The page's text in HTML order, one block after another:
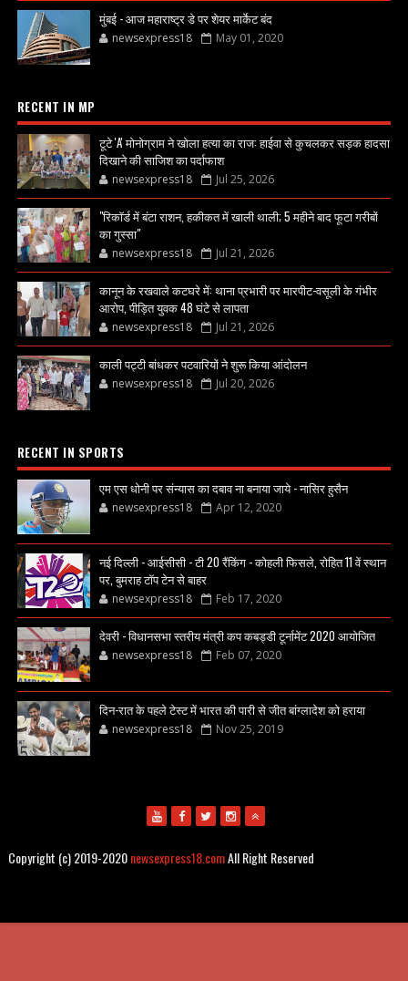
मुंबई - आज महाराष्ट्र डे पर शेयर मार्केट बंद
newsexpress18 May 01, 2020
RECENT IN MP
टूटे 'A' मोनोग्राम ने खोला हत्या का राज: हाईवा से कुचलकर सड़क हादसा
दिखाने की साजिश का पर्दाफाश
newsexpress18 Jul 25, 2026
"रिकॉर्ड में बंटा राशन, हकीकत में खाली थाली; 5 महीने बाद फूटा गरीबों
का गुस्सा"
newsexpress18 Jul 21, 2026
कानून के रखवाले कटघरे में: थाना प्रभारी पर मारपीट-वसूली के गंभीर
आरोप, पीड़ित युवक 48 घंटे से लापता
newsexpress18 Jul 21, 2026
काली पट्टी बांधकर पटवारियों ने शुरू किया आंदोलन
newsexpress18 Jul 20, 2026
RECENT IN SPORTS
एम एस धोनी पर संन्यास का दबाव ना बनाया जाये - नासिर हुसैन
newsexpress18 Apr 12, 2020
नई दिल्ली - आईसीसी - टी 20 रैंकिंग - कोहली फिसले, रोहित 11 वें स्थान
पर, बुमराह टॉप टेन से बाहर
newsexpress18 Feb 17, 2020
देवरी - विधानसभा स्तरीय मंत्री कप कबड्डी टूर्नामेंट 2020 आयोजित
newsexpress18 Feb 07, 2020
दिन-रात के पहले टेस्ट में भारत की पारी से जीत बांग्लादेश को हराया
newsexpress18 Nov 25, 2019
Copyright (c) 2019-2020newsexpress18.comAll Right Reserved